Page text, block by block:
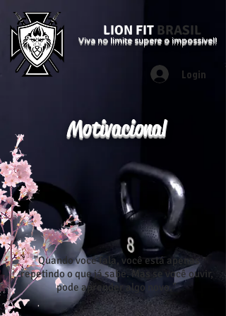
LION FIT BRASIL
Viva no limite supere o impossível!
Login
Motivacional
"Quando você fala, você está apenas
repetindo o que já sabe. Mas se você ouvir,
pode aprender algo novo."